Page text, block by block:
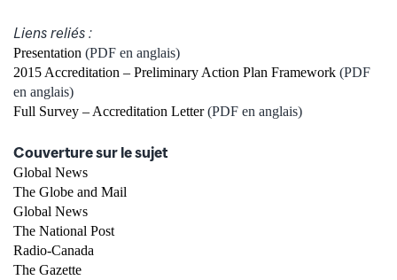
Liens reliés :
Presentation (PDF en anglais)
2015 Accreditation – Preliminary Action Plan Framework (PDF
en anglais)
Full Survey – Accreditation Letter(PDF en anglais)
Couverture sur le sujet
Global News
The Globe and Mail
Global News
The National Post
Radio-Canada
The Gazette